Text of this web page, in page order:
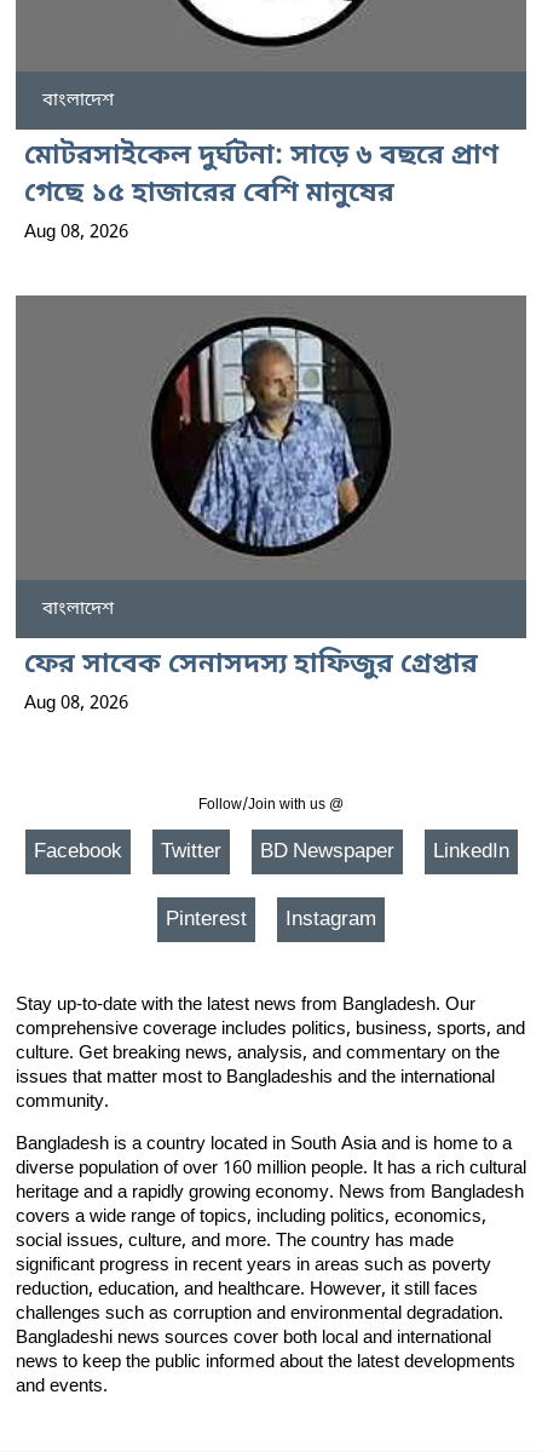
বাংলাদেশ
মোটরসাইকেল দুর্ঘটনা: সাড়ে ৬ বছরে প্রাণ
গেছে ১৫ হাজারের বেশি মানুষের
Aug 08, 2026
বাংলাদেশ
ফের সাবেক সেনাসদস্য হাফিজুর গ্রেপ্তার
Aug 08, 2026
Follow/Join with us @
Facebook Twitter BD Newspaper LinkedIn
Pinterest Instagram
Stay up-to-date with the latest news from Bangladesh. Our
comprehensive coverage includes politics, business, sports, and
culture. Get breaking news, analysis, and commentary on the
issues that matter most to Bangladeshis and the international
community.
Bangladesh is a country located in South Asia and is home to a
diverse population of over 160 million people. It has a rich cultural
heritage and a rapidly growing economy. News from Bangladesh
covers a wide range of topics, including politics, economics,
social issues, culture, and more. The country has made
significant progress in recent years in areas such as poverty
reduction, education, and healthcare. However, it still faces
challenges such as corruption and environmental degradation.
Bangladeshi news sources cover both local and international
news to keep the public informed about the latest developments
and events.